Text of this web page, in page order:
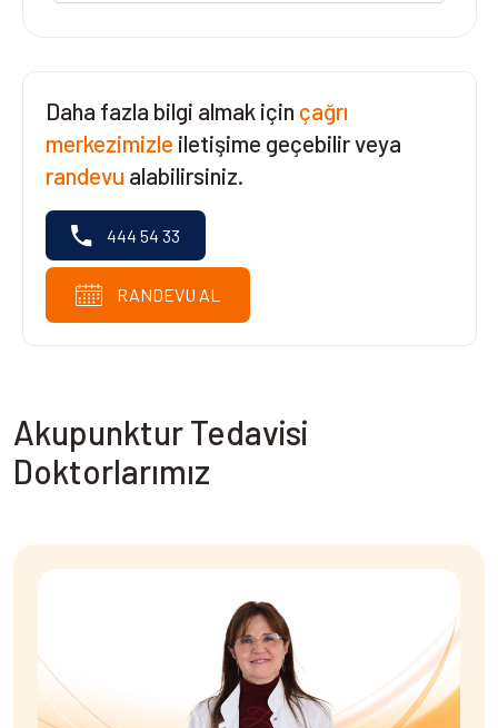
Daha fazla bilgi almak için çağrı
merkezimizle iletişime geçebilir veya
randevu alabilirsiniz.
444 54 33
RANDEVU AL
Akupunktur Tedavisi
Doktorlarımız